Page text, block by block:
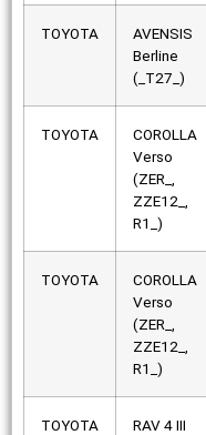
TOYOTA
AVENSIS
Berline
(_T27_)
TOYOTA
COROLLA
Verso
(ZER_,
ZZE12_,
R1_)
TOYOTA
COROLLA
Verso
(ZER_,
ZZE12_,
R1_)
TOYOTA
RAV 4 III